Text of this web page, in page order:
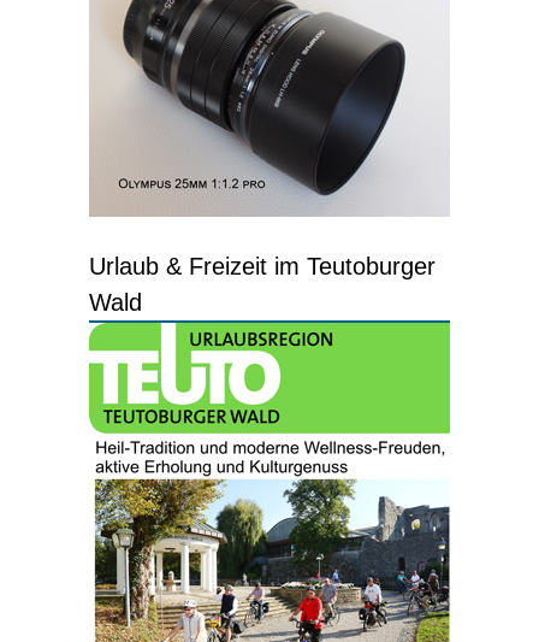
Urlaub & Freizeit im Teutoburger
Wald